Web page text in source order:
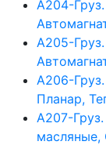
А204-
А205-
А206-
Планар,
А207-